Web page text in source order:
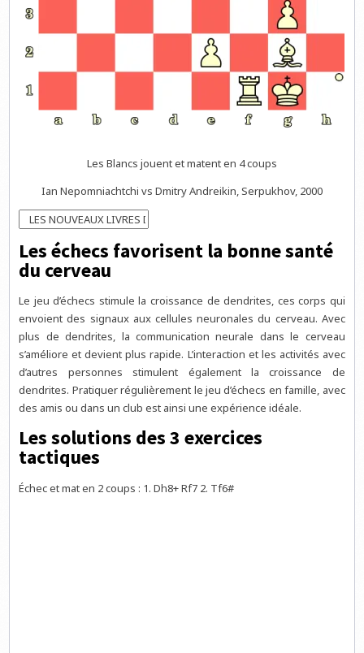
Les Blancs jouent et matent en 4 coups
Ian Nepomniachtchi vs Dmitry Andreikin, Serpukhov, 2000
Les échecs favorisent la bonne santé
du cerveau
Le jeu d’échecs stimule la croissance de dendrites, ces corps qui
envoient des signaux aux cellules neuronales du cerveau. Avec
plus de dendrites, la communication neurale dans le cerveau
s’améliore et devient plus rapide. L’interaction et les activités avec
d’autres personnes stimulent également la croissance de
dendrites. Pratiquer régulièrement le jeu d’échecs en famille, avec
des amis ou dans un club est ainsi une expérience idéale.
Les solutions des 3 exercices
tactiques
Échec et mat en 2 coups : 1. Dh8+ Rf7 2. Tf6#